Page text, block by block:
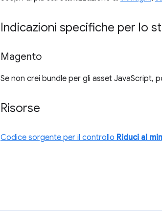
Indicazioni specifiche per lo
Magento
Se non crei bundle per gli asset JavaScript,
Risorse
Codice sorgente per il controllo Riduci al